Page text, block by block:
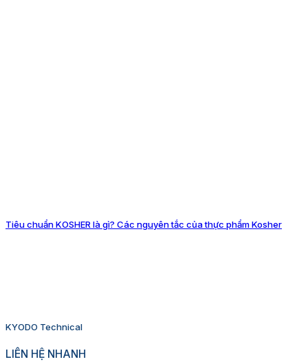
Tiêu chuẩn KOSHER là gì? Các nguyên tắc của thực phẩm Kosher
KYODO Technical
LIÊN HỆ NHANH